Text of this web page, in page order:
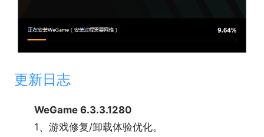
更新日志
WeGame 6.3.3.1280
1、游戏修复/卸载体验优化。